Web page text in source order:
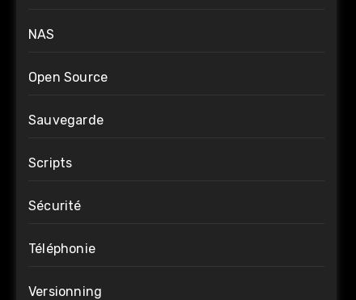
NAS
Open Source
Sauvegarde
Scripts
Sécurité
Téléphonie
Versionning